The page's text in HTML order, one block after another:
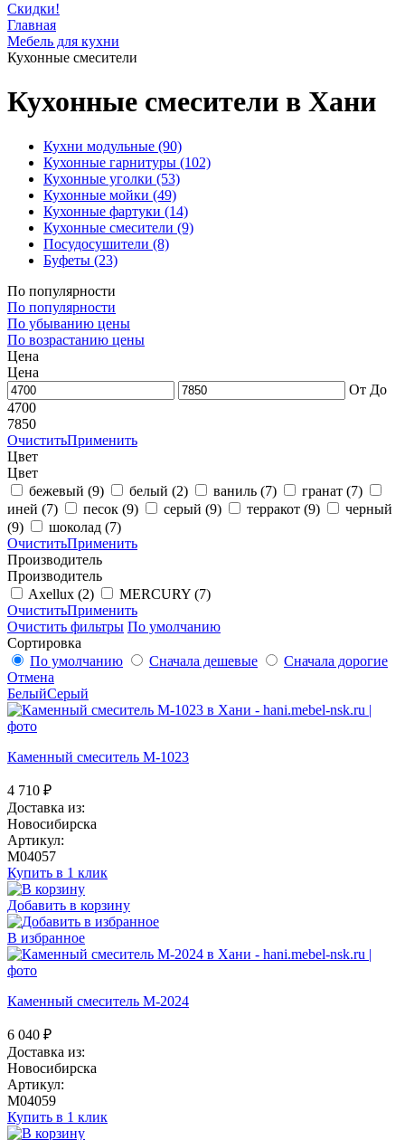
Скидки!
Главная
Мебель для кухни
Кухонные смесители
Кухонные смесители в Хани
Кухни модульные (90)
Кухонные гарнитуры (102)
Кухонные уголки (53)
Кухонные мойки (49)
Кухонные фартуки (14)
Кухонные смесители (9)
Посудосушители (8)
Буфеты (23)
По популярности
По популярности
По убыванию цены
По возрастанию цены
Цена
Цена
От До
4700
7850
ОчиститьПрименить
Цвет
Цвет
бежевый (9) белый (2) ваниль (7) гранат (7)
иней (7) песок (9) серый (9) терракот (9)
черный
(9)
шоколад (7)
ОчиститьПрименить
Производитель
Производитель
Axellux (2) MERCURY (7)
ОчиститьПрименить
Очистить фильтры По умолчанию
Сортировка
По умолчанию
Сначала дешевые
Сначала дорогие
Отмена
БелыйСерый
Каменный смеситель М-1023
4 710 ₽
Доставка из:
Новосибирска
Артикул:
M04057
Купить в 1 клик
Добавить в корзину
В избранное
Каменный смеситель М-2024
6 040 ₽
Доставка из:
Новосибирска
Артикул:
M04059
Купить в 1 клик